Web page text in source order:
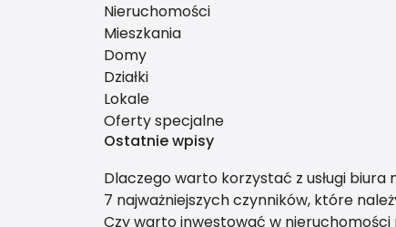
Nieruchomości
Mieszkania
Domy
Działki
Lokale
Oferty specjalne
Ostatnie wpisy
Dlaczego warto korzystać z usługi biura
7 najważniejszych czynników, które
Czy warto inwestować w nieruchomości